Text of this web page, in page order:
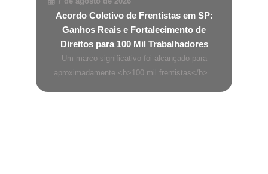
Acordo Coletivo de Frentistas em SP:
Ganhos Reais e Fortalecimento de
Direitos para 100 Mil Trabalhadores
Um marco significativo foi alcançado para
aproximadamente <b>100 mil frentistas</b>...